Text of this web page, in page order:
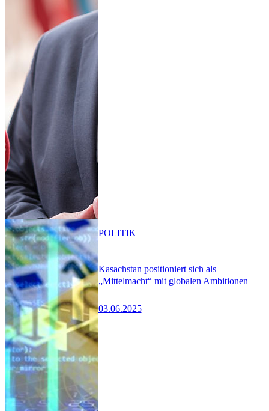
Kasachstan positioniert sich als
„Mittelmacht“ mit globalen Ambitionen
03.06.2025
POLITIK